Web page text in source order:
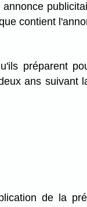
contient
préparent
ans suivant
de la